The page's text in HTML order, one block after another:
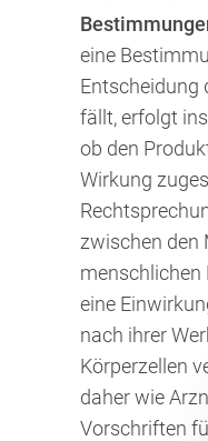
eine
Entscheidung
fällt, erfolgt
ob den
Wirkung
zwischen den
menschlichen
eine
nach ihrer
Körperzellen
daher wie
Vorschriften